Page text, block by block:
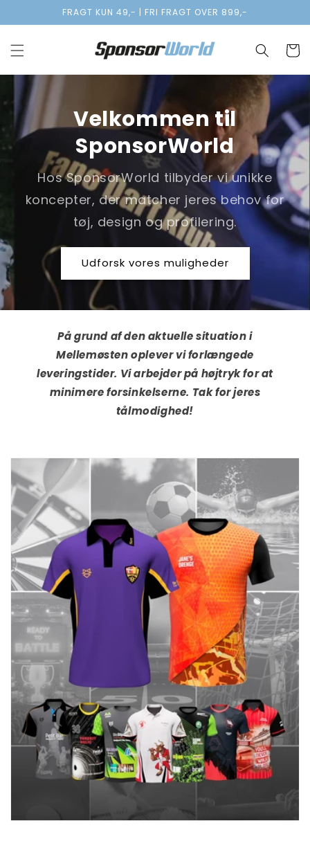
indhold
FRAGT KUN 49,- | FRI FRAGT OVER 899,-
Velkommen til
SponsorWorld
Hos SponsorWorld tilbyder vi unikke
koncepter, der matcher jeres behov for
tøj, design og profilering.
Udforsk vores muligheder
På grund af den aktuelle situation i
Mellemøsten oplever vi forlængede
leveringstider. Vi arbejder på højtryk for at
minimere forsinkelserne. Tak for jeres
tålmodighed!